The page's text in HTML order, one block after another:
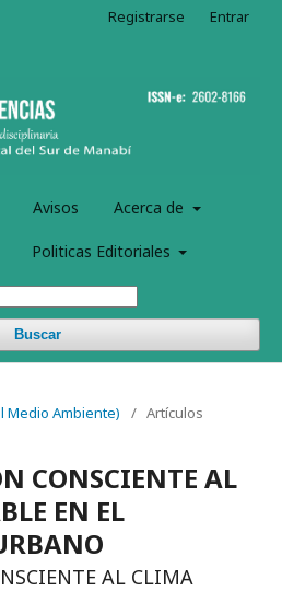
Avisos Acerca de
Politicas Editoriales
Buscar
Registrarse Entrar
Medio Ambiente)
/ Artículos
CONSCIENTE AL
EN EL
AL CLIMA